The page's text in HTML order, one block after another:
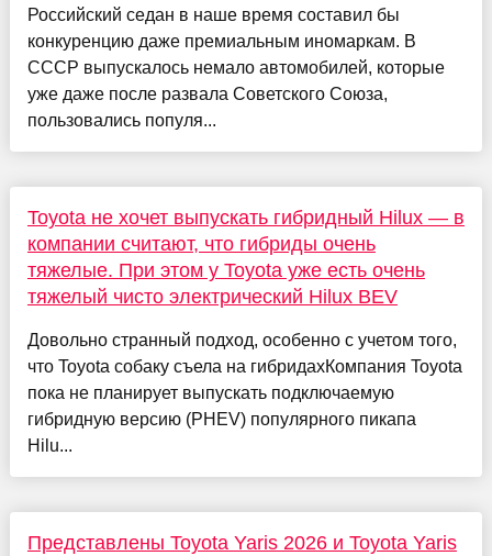
Российский седан в наше время составил бы
конкуренцию даже премиальным иномаркам. В
СССР выпускалось немало автомобилей, которые
уже даже после развала Советского Союза,
пользовались популя...
Toyota не хочет выпускать гибридный Hilux — в
компании считают, что гибриды очень
тяжелые. При этом у Toyota уже есть очень
тяжелый чисто электрический Hilux BEV
Довольно странный подход, особенно с учетом того,
что Toyota собаку съела на гибридахКомпания Toyota
пока не планирует выпускать подключаемую
гибридную версию (PHEV) популярного пикапа
Hilu...
Представлены Toyota Yaris 2026 и Toyota Yaris